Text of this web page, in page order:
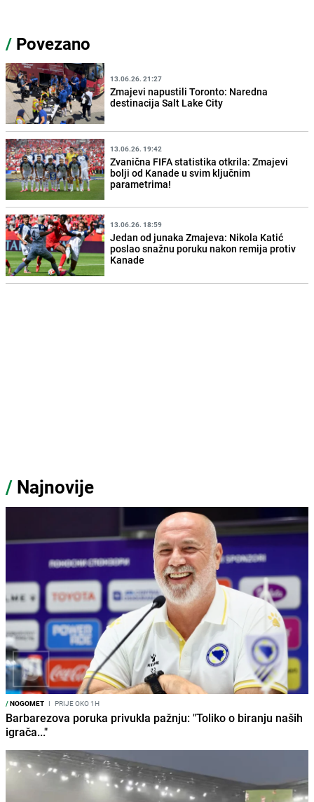
/ Povezano
13.06.26. 21:27
Zmajevi napustili Toronto: Naredna
destinacija Salt Lake City
13.06.26. 19:42
Zvanična FIFA statistika otkrila: Zmajevi
bolji od Kanade u svim ključnim
parametrima!
13.06.26. 18:59
Jedan od junaka Zmajeva: Nikola Katić
poslao snažnu poruku nakon remija protiv
Kanade
/ Najnovije
/NOGOMET I PRIJE OKO 1H
Barbarezova poruka privukla pažnju: "Toliko o biranju naših
igrača..."